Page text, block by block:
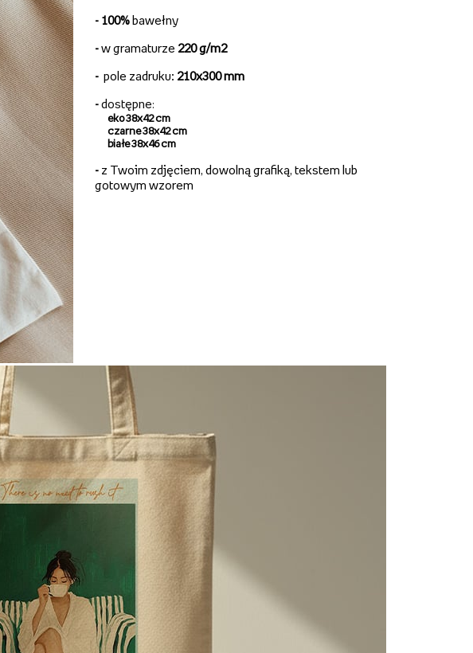
- 100% bawełny
-w gramaturze 220 g/m2
- pole zadruku: 210x300 mm
-dostępne:
eko 38x42 cm
czarne 38x42 cm
białe 38x46 cm
-z Twoim zdjęciem, dowolną grafiką, tekstem lub
gotowym wzorem